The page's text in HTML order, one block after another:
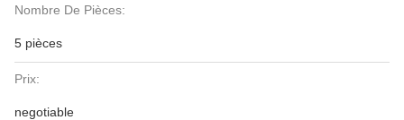
Nombre De Pièces:
5 pièces
Prix:
negotiable